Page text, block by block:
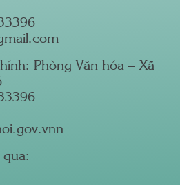
Phòng Văn hóa – Xã